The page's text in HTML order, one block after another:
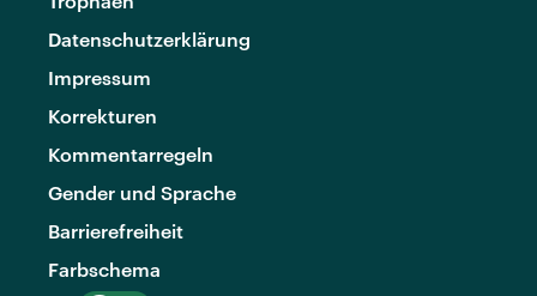
Datenschutzerklärung
Impressum
Korrekturen
Kommentarregeln
Gender und Sprache
Barrierefreiheit
Farbschema